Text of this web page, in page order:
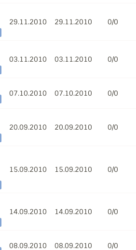
29.11.2010 29.11.2010 0/0
03.11.2010 03.11.2010 0/0
07.10.2010 07.10.2010 0/0
20.09.2010 20.09.2010 0/0
15.09.2010 15.09.2010 0/0
14.09.2010 14.09.2010 0/0
08.09.2010 08.09.2010 0/0